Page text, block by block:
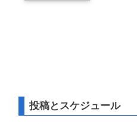
投稿とスケジュール